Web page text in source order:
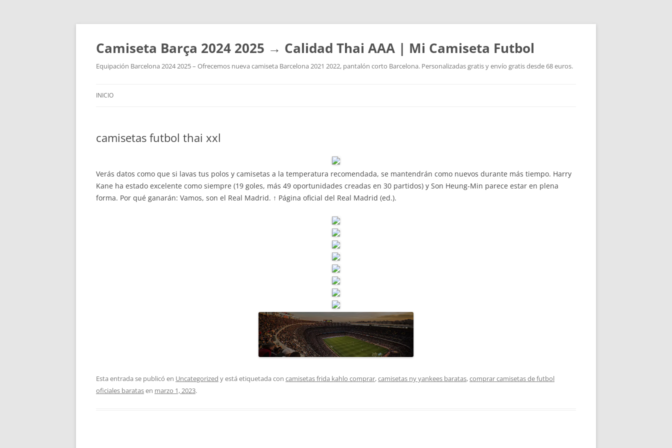
Camiseta Barça 2024 2025 → Calidad Thai AAA | Mi Camiseta Futbol
Equipación Barcelona 2024 2025 – Ofrecemos nueva camiseta Barcelona 2021 2022, pantalón corto Barcelona. Personalizadas gratis y envío gratis desde 68 euros.
INICIO
camisetas futbol thai xxl
Verás datos como que si lavas tus polos y camisetas a la temperatura recomendada, se mantendrán como nuevos durante más tiempo. Harry
Kane ha estado excelente como siempre (19 goles, más 49 oportunidades creadas en 30 partidos) y Son Heung-Min parece estar en plena
forma. Por qué ganarán: Vamos, son el Real Madrid. ↑ Página oficial del Real Madrid (ed.).
Esta entrada se publicó en Uncategorized y está etiquetada con camisetas frida kahlo comprar,camisetas ny yankees baratas,comprar camisetas de futbol
oficiales baratasen marzo 1, 2023.